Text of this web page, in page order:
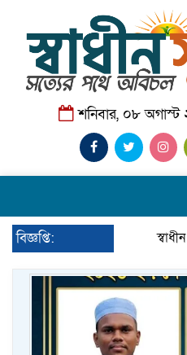
শনিবার, ০৮
বিজ্ঞপ্তি: